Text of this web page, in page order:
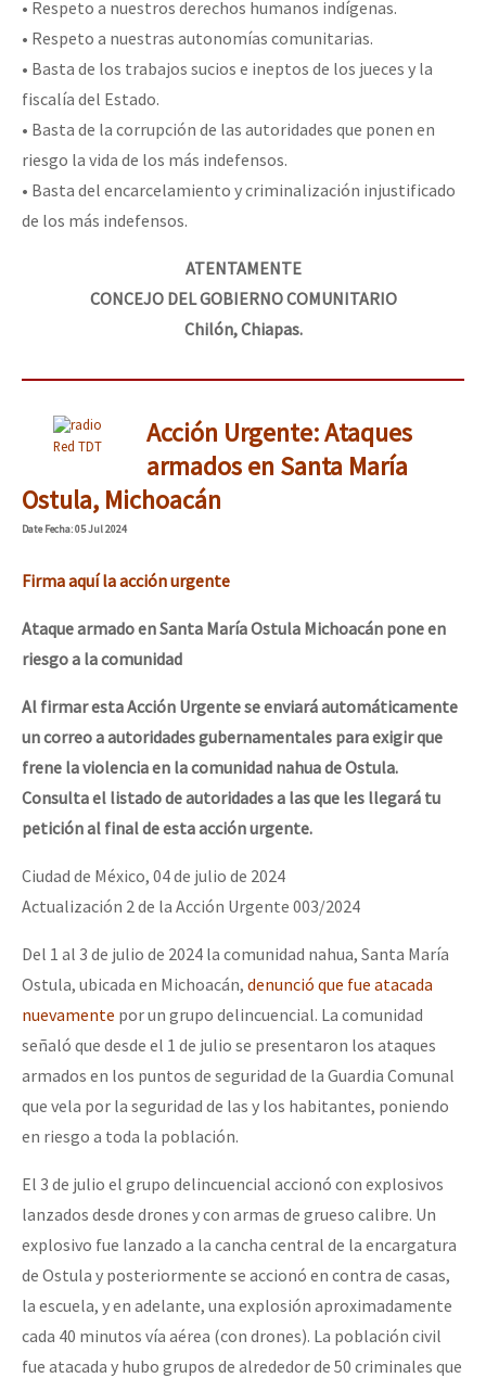
• Respeto a nuestros derechos humanos indígenas.
• Respeto a nuestras autonomías comunitarias.
• Basta de los trabajos sucios e ineptos de los jueces y la
fiscalía del Estado.
• Basta de la corrupción de las autoridades que ponen en
riesgo la vida de los más indefensos.
• Basta del encarcelamiento y criminalización injustificado
de los más indefensos.
ATENTAMENTE
CONCEJO DEL GOBIERNO COMUNITARIO
Chilón, Chiapas.
Red TDT
Acción Urgente: Ataques
armados en Santa María
Ostula, Michoacán
DateFecha: 05 Jul 2024
Firma aquí la acción urgente
Ataque armado en Santa María Ostula Michoacán pone en
riesgo a la comunidad
Al firmar esta Acción Urgente se enviará automáticamente
un correo a autoridades gubernamentales para exigir que
frene la violencia en la comunidad nahua de Ostula.
Consulta el listado de autoridades a las que les llegará tu
petición al final de esta acción urgente.
Ciudad de México, 04 de julio de 2024
Actualización 2 de la Acción Urgente 003/2024
Del 1 al 3 de julio de 2024 la comunidad nahua, Santa María
Ostula, ubicada en Michoacán, denunció que fue atacada
nuevamente por un grupo delincuencial. La comunidad
señaló que desde el 1 de julio se presentaron los ataques
armados en los puntos de seguridad de la Guardia Comunal
que vela por la seguridad de las y los habitantes, poniendo
en riesgo a toda la población.
El 3 de julio el grupo delincuencial accionó con explosivos
lanzados desde drones y con armas de grueso calibre. Un
explosivo fue lanzado a la cancha central de la encargatura
de Ostula y posteriormente se accionó en contra de casas,
la escuela, y en adelante, una explosión aproximadamente
cada 40 minutos vía aérea (con drones). La población civil
fue atacada y hubo grupos de alrededor de 50 criminales que